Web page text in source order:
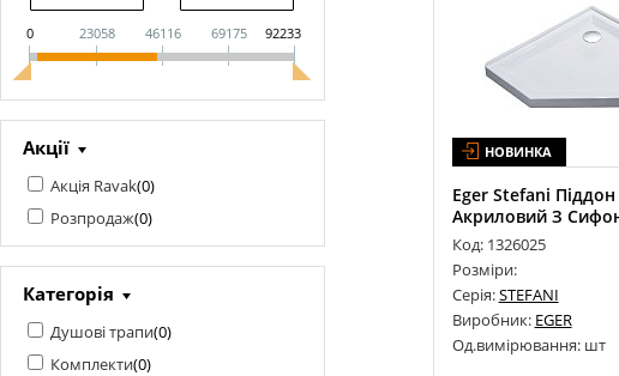
0 23058 46116 69175 92233
Акції
Акція Ravak(0)
Розпродаж(0)
Категорія
Душові трапи(0)
Комплекти(0)
НОВИНКА
Eger Stefani
Акриловий З
Код: 1326025
Розміри:
Серія:STEFANI
Виробник: EGER
Од.вимірювання: шт